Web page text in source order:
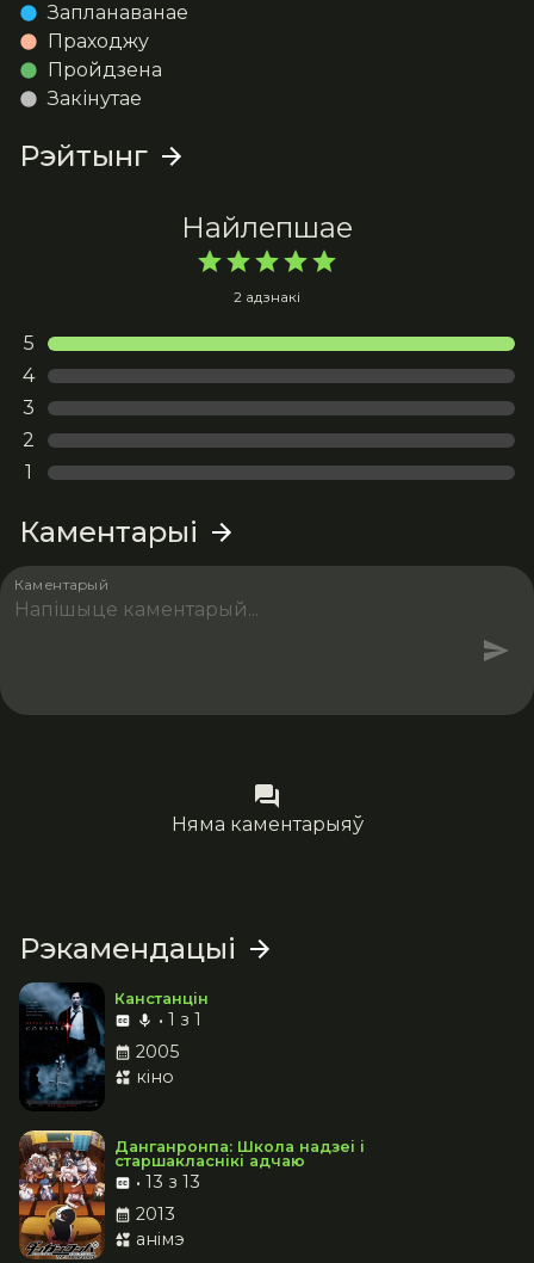
Запланаванае
Праходжу
Пройдзена
Закінутае
Рэйтынг
Найлепшае
2 адзнакі
5
4
3
2
1
Каментарыі
Каментарый
Няма каментарыяў
Рэкамендацыі
Канстанцін
• 1 з 1
2005
кіно
Данганронпа: Школа надзеі і
старшакласнікі адчаю
• 13 з 13
2013
анімэ